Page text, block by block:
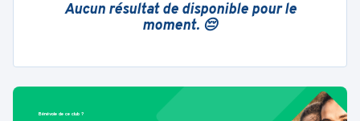
Aucun résultat de disponible pour le
moment. 😔
Bénévole de ce club ?